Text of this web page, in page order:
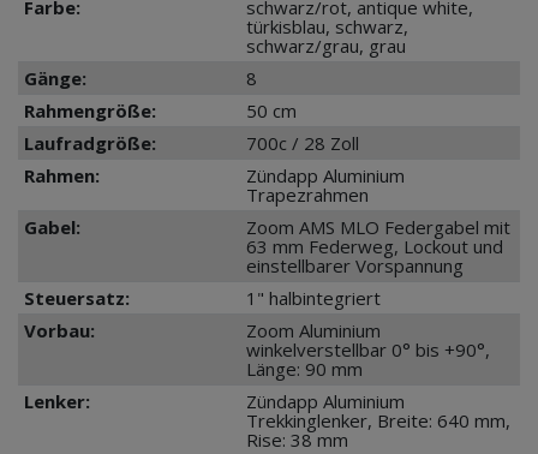
Farbe:
schwarz/rot, antique white,
türkisblau, schwarz,
schwarz/grau, grau
Gänge:
8
Rahmengröße:
50 cm
Laufradgröße:
700c / 28 Zoll
Rahmen:
Zündapp Aluminium
Trapezrahmen
Gabel:
Zoom AMS MLO Federgabel mit
63 mm Federweg, Lockout und
einstellbarer Vorspannung
Steuersatz:
1" halbintegriert
Vorbau:
Zoom Aluminium
winkelverstellbar 0° bis +90°,
Länge: 90 mm
Lenker:
Zündapp Aluminium
Trekkinglenker, Breite: 640 mm,
Rise: 38 mm